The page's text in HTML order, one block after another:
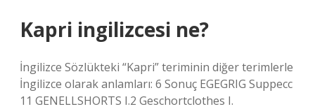
Kapri ingilizcesi ne?
İngilizce Sözlükteki “Kapri” teriminin diğer terimlerle
İngilizce olarak anlamları: 6 Sonuç EGEGRIG Suppecc
11 GENELLSHORTS I.2 Geschortclothes I.